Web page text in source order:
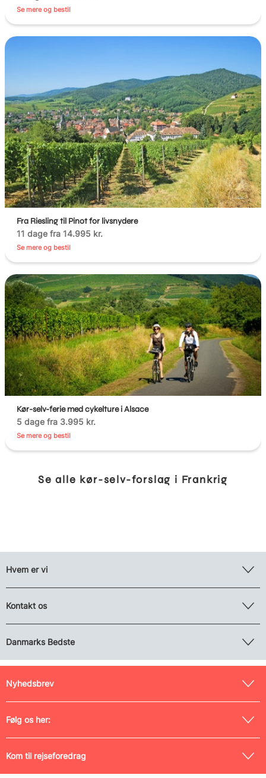
Se mere og bestil
Fra Riesling til Pinot for livsnydere
11 dage fra 14.995 kr.
Se mere og bestil
Kør-selv-ferie med cykelture i Alsace
5 dage fra 3.995 kr.
Se mere og bestil
Se alle kør-selv-forslag i Frankrig
Hvem er vi
Kontakt os
Danmarks Bedste
Nyhedsbrev
Følg os her:
Kom til rejseforedrag